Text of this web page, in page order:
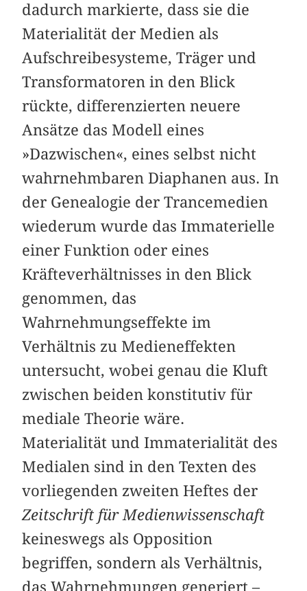
dadurch markierte, dass sie die
Materialität der Medien als
Aufschreibesysteme, Träger und
Transformatoren in den Blick
rückte, differenzierten neuere
Ansätze das Modell eines
»Dazwischen«, eines selbst nicht
wahrnehmbaren Diaphanen aus. In
der Genealogie der Trancemedien
wiederum wurde das Immaterielle
einer Funktion oder eines
Kräfteverhältnisses in den Blick
genommen, das
Wahrnehmungseffekte im
Verhältnis zu Medieneffekten
untersucht, wobei genau die Kluft
zwischen beiden konstitutiv für
mediale Theorie wäre.
Materialität und Immaterialität des
Medialen sind in den Texten des
vorliegenden zweiten Heftes der
Zeitschrift für Medienwissenschaft
keineswegs als Opposition
begriffen, sondern als Verhältnis,
das Wahrnehmungen generiert –